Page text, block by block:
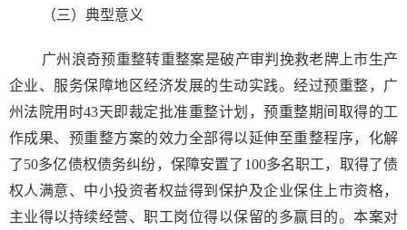
（三）典型意义
广州浪奇预重整转重整案是破产审判挽救老牌上市生产
企业、服务保障地区经济发展的生动实践。经过预重整，广
州法院用时43天即裁定批准重整计划，预重整期间取得的工
作成果、预重整方案的效力全部得以延伸至重整程序，化解
了50多亿债权债务纠纷，保障安置了100多名职工，取得了债
权人满意、中小投资者权益得到保护及企业保住上市资格，
主业得以持续经营、职工岗位得以保留的多赢目的。本案对